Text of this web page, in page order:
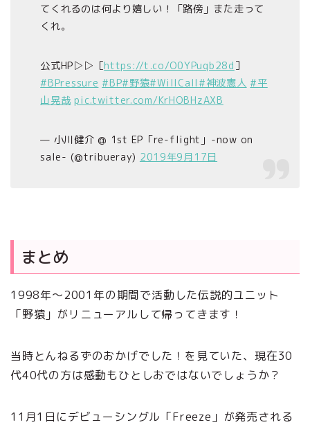
てくれるのは何より嬉しい！「路傍」また走って
くれ。
公式HP▷▷［https://t.co/O0YPuqb28d ］
#BPressure #BP#野猿#WillCall#神波憲人 #平
山晃哉 pic.twitter.com/KrHOBHzAXB
— 小川健介 @ 1st EP「re-flight」-now on
sale- (@tribueray) 2019年9月17日
まとめ
1998年～2001年の期間で活動した伝説的ユニット
「野猿」がリニューアルして帰ってきます！
当時とんねるずのおかげでした！を見ていた、現在30
代40代の方は感動もひとしおではないでしょうか？
11月1日にデビューシングル「Freeze」が発売される